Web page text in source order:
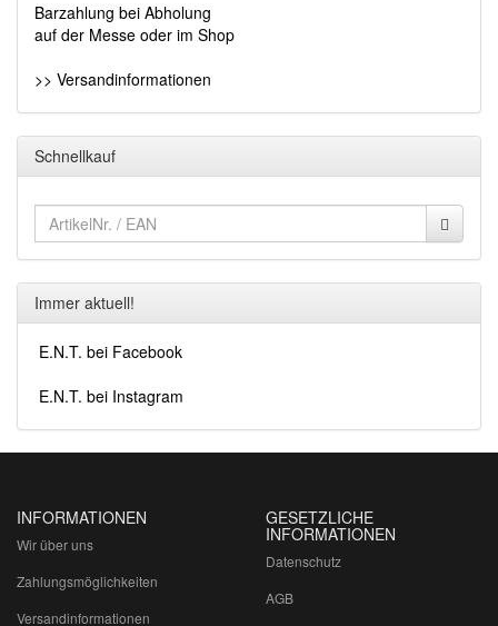
Barzahlung bei Abholung
auf der Messe oder im Shop
>> Versandinformationen
Schnellkauf
Immer aktuell!
E.N.T. bei Facebook
E.N.T. bei Instagram
INFORMATIONEN
Wir über uns
Zahlungsmöglichkeiten
Versandinformationen
GESETZLICHE
INFORMATIONEN
Datenschutz
AGB